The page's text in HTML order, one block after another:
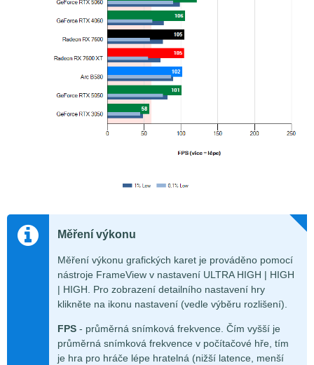
Měření výkonu
Měření výkonu grafických karet je prováděno pomocí
nástroje FrameView v nastavení ULTRA HIGH | HIGH
| HIGH. Pro zobrazení detailního nastavení hry
klikněte na ikonu nastavení (vedle výběru rozlišení).
FPS - průměrná snímková frekvence. Čím vyšší je
průměrná snímková frekvence v počítačové hře, tím
je hra pro hráče lépe hratelná (nižší latence, menší